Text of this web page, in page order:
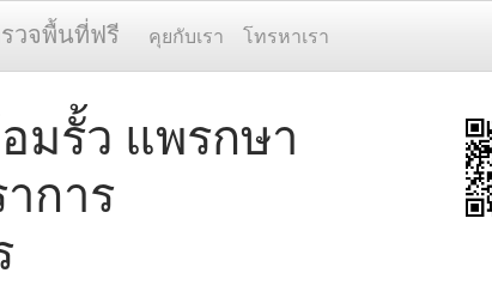
วจพื้นที่ฟรี คุยกับเรา โทรหาเรา
มรั้ว แพรกษา
การ